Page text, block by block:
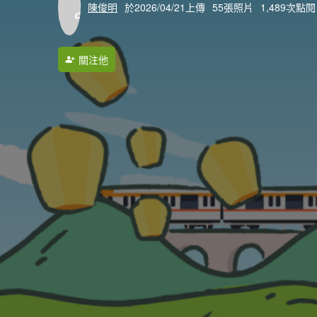
陳俊明 於2026/04/21上傳 55張照片 1,489次點閱
關注他